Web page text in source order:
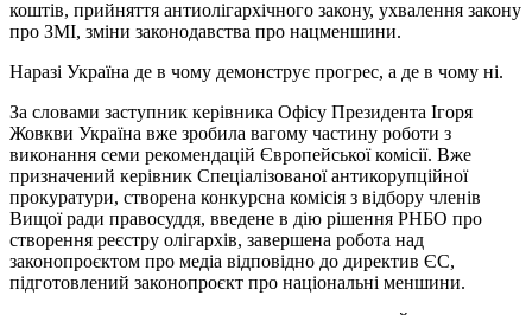
коштів, прийняття антиолігархічного закону, ухвалення закону
про ЗМІ, зміни законодавства про нацменшини.
Наразі Україна де в чому демонструє прогрес, а де в чому ні.
За словами заступник керівника Офісу Президента Ігоря
Жовкви Україна вже зробила вагому частину роботи з
виконання семи рекомендацій Європейської комісії. Вже
призначений керівник Спеціалізованої антикорупційної
прокуратури, створена конкурсна комісія з відбору членів
Вищої ради правосуддя, введене в дію рішення РНБО про
створення реєстру олігархів, завершена робота над
законопроєктом про медіа відповідно до директив ЄС,
підготовлений законопроєкт про національні меншини.